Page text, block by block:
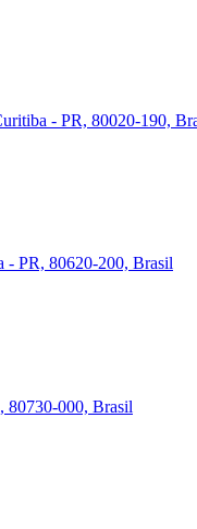
- PR, 80020-190,
- PR, 80620-200, Brasil
80730-000, Brasil